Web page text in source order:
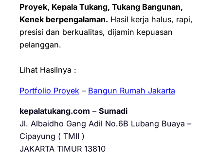
Proyek, Kepala Tukang, Tukang Bangunan,
Kenek berpengalaman. Hasil kerja halus, rapi,
presisi dan berkualitas, dijamin kepuasan
pelanggan.
Lihat Hasilnya :
Portfolio Proyek – Bangun Rumah Jakarta
kepalatukang.com – Sumadi
Jl. Albaidho Gang Adil No.6B Lubang Buaya –
Cipayung ( TMII )
JAKARTA TIMUR 13810